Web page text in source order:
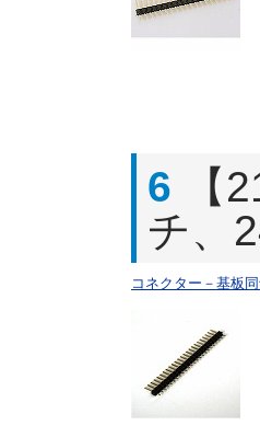
6
【
チ、
コネクター－基板